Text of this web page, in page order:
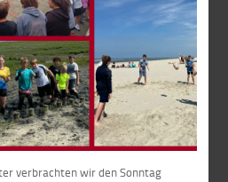
verbrachten wir den Sonntag